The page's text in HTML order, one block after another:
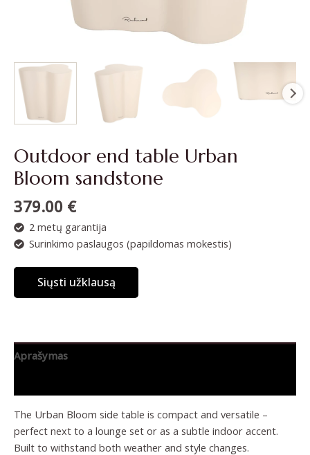
Outdoor end table Urban
Bloom sandstone
379.00 €
2 metų garantija
Surinkimo paslaugos (papildomas mokestis)
Siųsti užklausą
Aprašymas
The Urban Bloom side table is compact and versatile –
perfect next to a lounge set or as a subtle indoor accent.
Built to withstand both weather and style changes.